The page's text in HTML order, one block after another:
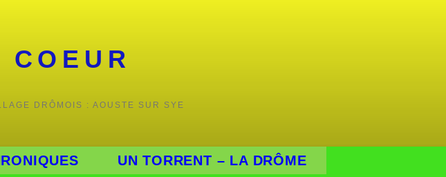
DRÔMOIS : AOUSTE SUR SYE
UN TORRENT – LA DRÔME